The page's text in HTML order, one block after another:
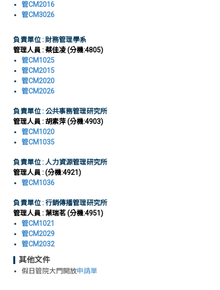
管CM2016
管CM3026
負責單位 : 財務管理學系
管理人員 : 蔡佳凌 (分機:4805)
管CM1025
管CM2015
管CM2020
管CM2026
負責單位 : 公共事務管理研究所
管理人員 : 胡素萍 (分機:4903)
管CM1020
管CM1035
負責單位 : 人力資源管理研究所
管理人員 : (分機:4921)
管CM1036
負責單位 : 行銷傳播管理研究所
管理人員 : 葉瑞茗 (分機:4951)
管CM1021
管CM2029
管CM2032
其他文件
假日管院大門開放申請單